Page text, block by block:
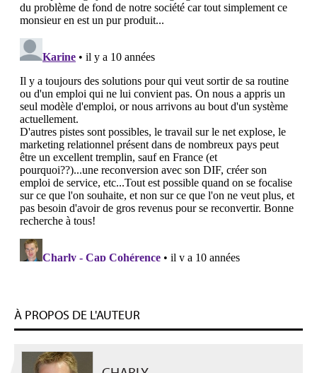
À PROPOS DE L'AUTEUR